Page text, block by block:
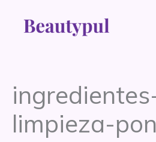
limpieza-